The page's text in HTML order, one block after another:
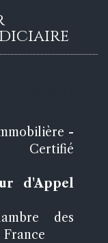
-
Certifié
d'Appel
des